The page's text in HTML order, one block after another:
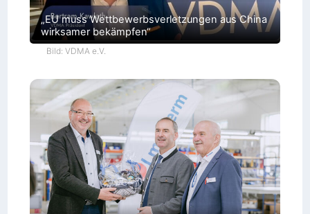
„EU muss Wettbewerbsverletzungen aus China
wirksamer bekämpfen“
Bild: VDMA e.V.